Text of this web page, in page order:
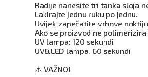
Radije nanesite tri tanka sloja
Lakirajte jednu ruku po jednu.
Uvijek zapečatite vrhove
Ako se proizvod ne
UV lampa: 120 sekundi
UV&LED lampa: 60 sekundi
⚠️ VAŽNO!